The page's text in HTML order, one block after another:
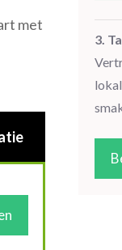
met
3.